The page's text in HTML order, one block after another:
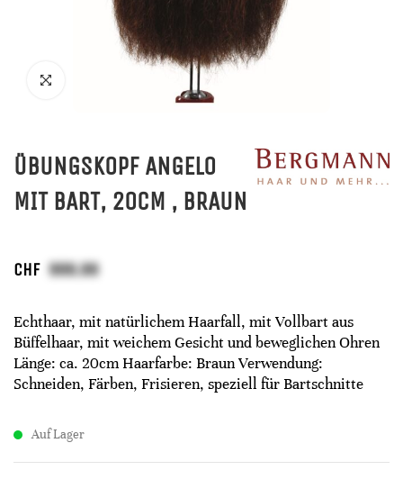
ÜBUNGSKOPF ANGELO
MIT BART, 20CM , BRAUN
CHF
Echthaar, mit natürlichem Haarfall, mit Vollbart aus
Büffelhaar, mit weichem Gesicht und beweglichen Ohren
Länge: ca. 20cm Haarfarbe: Braun Verwendung:
Schneiden, Färben, Frisieren, speziell für Bartschnitte
Auf Lager